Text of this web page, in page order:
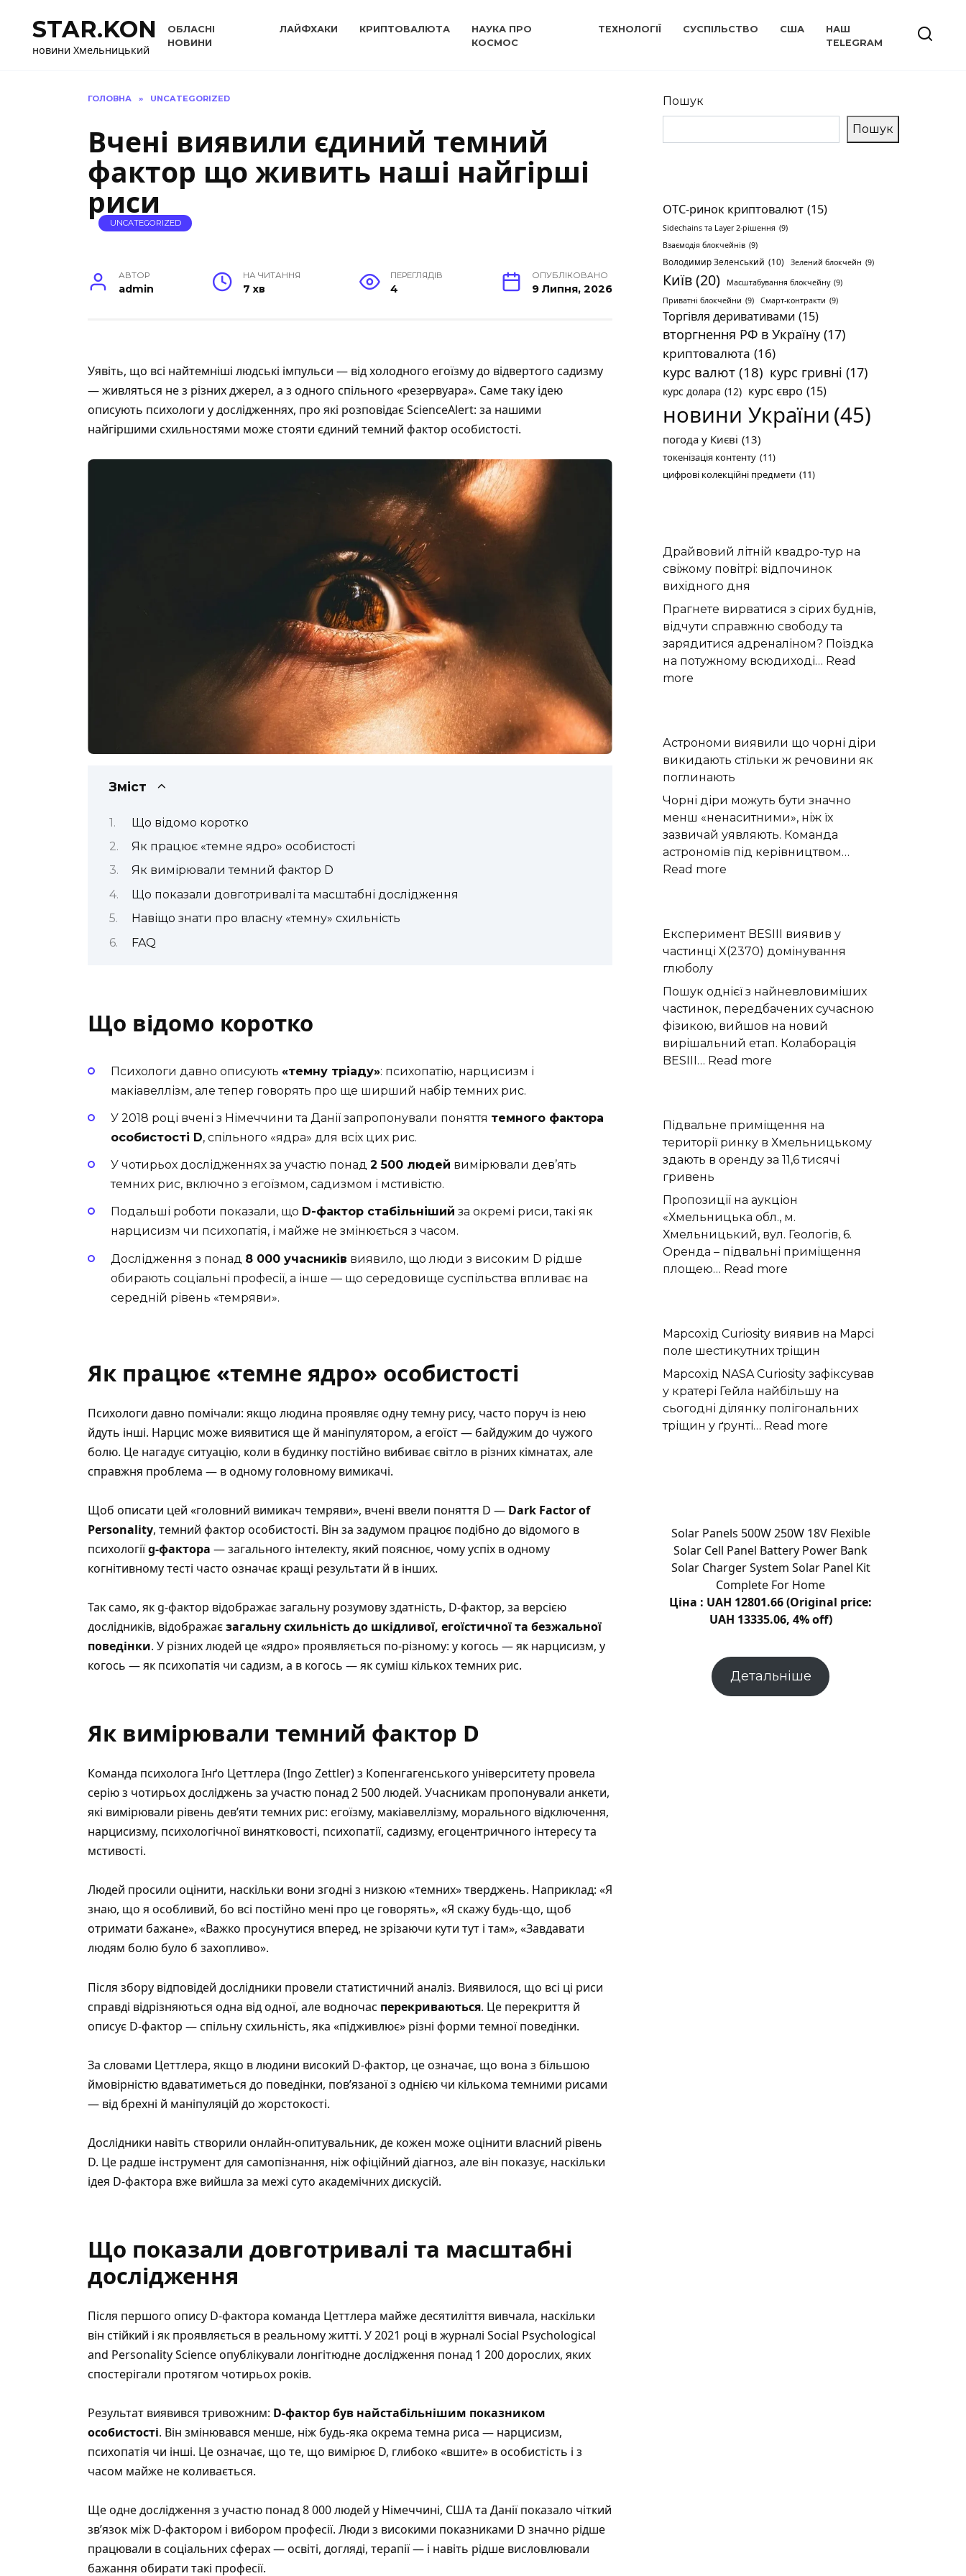
вмістуSTAR.KON
новини Хмельницький
ОБЛАСНІ
НОВИНИ
ЛАЙФХАКИ КРИПТОВАЛЮТА
НАУКА ПРО
КОСМОС
ТЕХНОЛОГІЇ СУСПІЛЬСТВО США
НАШ
TELEGRAM
ГОЛОВНА » UNCATEGORIZED
Вчені виявили єдиний темний
фактор що живить наші найгірші
риси
UNCATEGORIZED
АВТОР
admin
НА ЧИТАННЯ
7 хв
ПЕРЕГЛЯДІВ
4
ОПУБЛІКОВАНО
9 Липня, 2026
Уявіть, що всі найтемніші людські імпульси — від холодного егоїзму до відвертого садизму
— живляться не з різних джерел, а з одного спільного «резервуара». Саме таку ідею
описують психологи у дослідженнях, про які розповідаєScienceAlert: за нашими
найгіршими схильностями може стояти єдиний темний фактор особистості.
Зміст
Що відомо коротко
Як працює «темне ядро» особистості
Як вимірювали темний фактор D
Що показали довготривалі та масштабні дослідження
Навіщо знати про власну «темну» схильність
FAQ
Що відомо коротко
Психологи давно описують «темну тріаду»: психопатію, нарцисизм і
макіавеллізм, але тепер говорять про ще ширший набір темних рис.
У 2018 році вчені з Німеччини та Данії запропонували поняття темного фактора
особистості D, спільного «ядра» для всіх цих рис.
У чотирьох дослідженнях за участю понад 2 500 людей вимірювали дев’ять
темних рис, включно з егоїзмом, садизмом і мстивістю.
Подальші роботи показали, що D-фактор стабільніший за окремі риси, такі як
нарцисизм чи психопатія, і майже не змінюється з часом.
Дослідження з понад 8 000 учасників виявило, що люди з високим D рідше
обирають соціальні професії, а інше — що середовище суспільства впливає на
середній рівень «темряви».
Як працює «темне ядро» особистості
Психологи давно помічали: якщо людина проявляє одну темну рису, часто поруч із нею
йдуть інші. Нарцис може виявитися ще й маніпулятором, а егоїст — байдужим до чужого
болю. Це нагадує ситуацію, коли в будинку постійно вибиває світло в різних кімнатах, але
справжня проблема — в одному головному вимикачі.
Щоб описати цей «головний вимикач темряви», вчені ввели поняття D — Dark Factor of
Personality, темний фактор особистості. Він за задумом працює подібно до відомого в
психологіїg-фактора — загального інтелекту, який пояснює, чому успіх в одному
когнітивному тесті часто означає кращі результати й в інших.
Так само, як g-фактор відображає загальну розумову здатність, D-фактор, за версією
дослідників, відображаєзагальну схильність до шкідливої, егоїстичної та безжальної
поведінки. У різних людей це «ядро» проявляється по-різному: у когось — як нарцисизм, у
когось — як психопатія чи садизм, а в когось — як суміш кількох темних рис.
Як вимірювали темний фактор D
Команда психолога Інґо Цеттлера (Ingo Zettler) з Копенгагенського університету провела
серію з чотирьох досліджень за участю понад 2 500 людей. Учасникам пропонували анкети,
які вимірювали рівень дев’яти темних рис: егоїзму, макіавеллізму, морального відключення,
нарцисизму, психологічної винятковості, психопатії, садизму, егоцентричного інтересу та
мстивості.
Людей просили оцінити, наскільки вони згодні з низкою «темних» тверджень. Наприклад: «Я
знаю, що я особливий, бо всі постійно мені про це говорять», «Я скажу будь-що, щоб
отримати бажане», «Важко просунутися вперед, не зрізаючи кути тут і там», «Завдавати
людям болю було б захопливо».
Після збору відповідей дослідники провели статистичний аналіз. Виявилося, що всі ці риси
справді відрізняються одна від одної, але водночас перекриваються. Це перекриття й
описує D-фактор — спільну схильність, яка «підживлює» різні форми темної поведінки.
За словами Цеттлера, якщо в людини високий D-фактор, це означає, що вона з більшою
ймовірністю вдаватиметься до поведінки, пов’язаної з однією чи кількома темними рисами
— від брехні й маніпуляцій до жорстокості.
Дослідники навіть створили онлайн-опитувальник, де кожен може оцінити власний рівень
D. Це радше інструмент для самопізнання, ніж офіційний діагноз, але він показує, наскільки
ідея D-фактора вже вийшла за межі суто академічних дискусій.
Що показали довготривалі та масштабні
дослідження
Після першого опису D-фактора команда Цеттлера майже десятиліття вивчала, наскільки
він стійкий і як проявляється в реальному житті. У 2021 році в журналі Social Psychological
and Personality Science опублікували лонгітюдне дослідження понад 1 200 дорослих, яких
спостерігали протягом чотирьох років.
Результат виявився тривожним: D-фактор був найстабільнішим показником
особистості. Він змінювався менше, ніж будь-яка окрема темна риса — нарцисизм,
психопатія чи інші. Це означає, що те, що вимірює D, глибоко «вшите» в особистість і з
часом майже не коливається.
Ще одне дослідження з участю понад 8 000 людей у Німеччині, США та Данії показало чіткий
зв’язок між D-фактором і вибором професії. Люди з високими показниками D значно рідше
працювали в соціальних сферах — освіті, догляді, терапії — і навіть рідше висловлювали
бажання обирати такі професії.
Пошук
Пошук
OTC-ринок криптовалют (15)
Sidechains та Layer 2-рішення (9)
Взаємодія блокчейнів (9)
Володимир Зеленський (10) Зелений блокчейн (9)
Київ(20) Масштабування блокчейну (9)
Приватні блокчейни (9) Смарт-контракти (9)
Торгівля деривативами (15)
вторгнення РФ в Україну (17)
криптовалюта (16)
курс валют (18) курс гривні (17)
курс долара (12) курс євро (15)
новини України (45)
погода у Києві (13)
токенізація контенту (11)
цифрові колекційні предмети (11)
Драйвовий літній квадро-тур на
свіжому повітрі: відпочинок
вихідного дня
Прагнете вирватися з сірих буднів,
відчути справжню свободу та
зарядитися адреналіном? Поїздка
на потужному всюдиході… Read
more
тур
на
свіжому
повітрі:
відпочинок
вихідного
дня
Астрономи виявили що чорні діри
викидають стільки ж речовини як
поглинають
Чорні діри можуть бути значно
менш «ненаситними», ніж їх
зазвичай уявляють. Команда
астрономів під керівництвом…
Read more
чорні
діри
стільки
ж
речовини
як
поглинають
Експеримент BESIII виявив у
частинці X(2370) домінування
глюболу
Пошук однієї з найневловиміших
частинок, передбачених сучасною
фізикою, вийшов на новий
вирішальний етап. Колаборація
BESIII… Read more
у
частинці
X(2370)
глюболу
Підвальне приміщення на
території ринку в Хмельницькому
здають в оренду за 11,6 тисячі
гривень
Пропозиції на аукціон
«Хмельницька обл., м.
Хмельницький, вул. Геологів, 6.
Оренда – підвальні приміщення
площею… Read more
території
ринку
в
Хмельницькому
здають
в
Марсохід Curiosity виявив на Марсі
поле шестикутних тріщин
Марсохід NASA Curiosity зафіксував
у кратері Гейла найбільшу на
сьогодні ділянку полігональних
тріщин у ґрунті… Read more
поле
шестикутних
тріщин
Solar Panels 500W 250W 18V Flexible
Solar Cell Panel Battery Power Bank
Solar Charger System Solar Panel Kit
Complete For Home
Ціна : UAH 12801.66 (Original price:
UAH 13335.06, 4% off)
Детальніше